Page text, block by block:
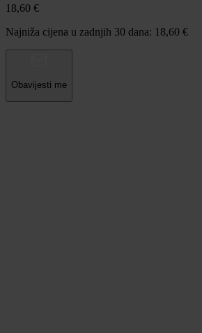
18,60 €
Najniža cijena u zadnjih 30 dana: 18,60 €
Obavijesti me